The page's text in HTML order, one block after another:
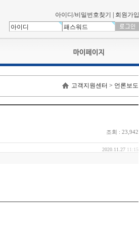
아이디/비밀번호찾기 회원가입
나의신청내역
교육영상강의실
나의활동내역
나의 연회비
고객지원센터 > 언론보도
조회 : 23,942
2020.11.27 11:15